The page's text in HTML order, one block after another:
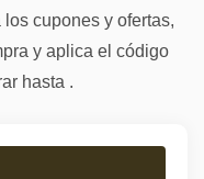
cupones y ofertas,
y aplica el código
hasta .